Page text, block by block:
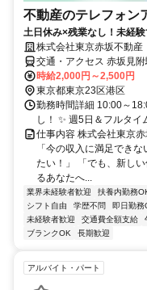
不動産のテレフォン
土日休み×残業なし！未経
株式会社東京赤坂不動産
交通・アクセス 赤坂見
時給2,000円～2,500円
東京都東京23区港区
勤務時間詳細 10:00～
し！ ✨ 週5日＆フルタイ
仕事内容 株式会社東京
「今の収入に満足でき
たい！」 「でも、新し
るあなたへ...
業界未経験者歓迎 扶養内勤務
シフト自由
学歴不問 即日勤務
未経験者歓迎
交通費全額支給
ブランクOK
長期歓迎
アルバイト・パート